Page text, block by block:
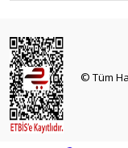
© Tüm